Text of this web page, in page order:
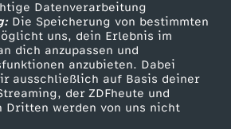
Datenverarbeitung
Die Speicherung von bestimmten
uns, dein Erlebnis im
dich anzupassen und
anzubieten. Dabei
ausschließlich auf Basis deiner
der ZDFheute und
Dritten werden von uns nicht
Zuschauerservice
Hilfe